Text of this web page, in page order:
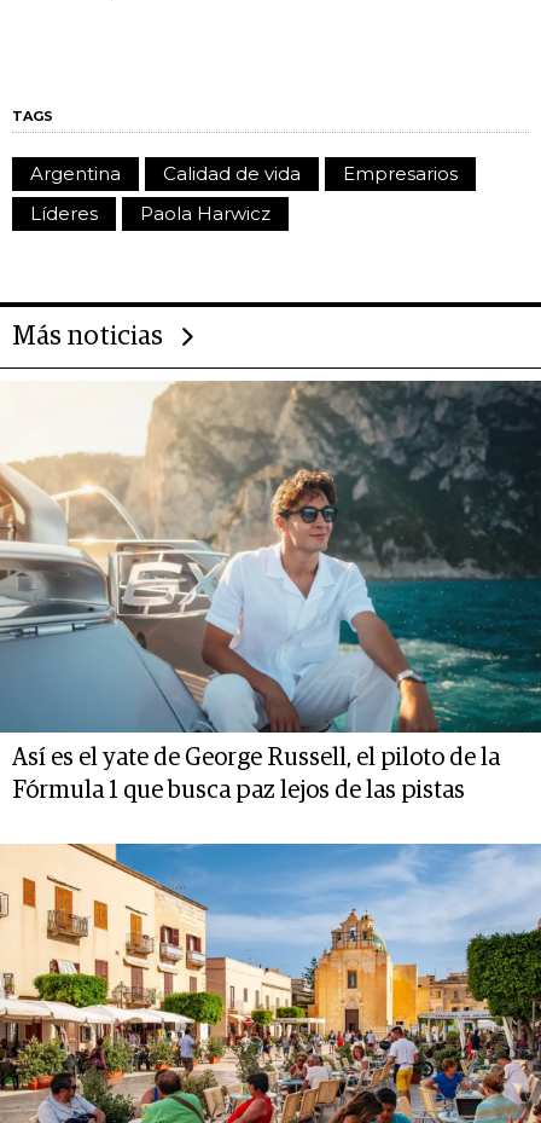
TAGS
Argentina Calidad de vida
Empresarios
Líderes
Paola Harwicz
Más noticias
Así es el yate de George Russell, el piloto de la
Fórmula 1 que busca paz lejos de las pistas